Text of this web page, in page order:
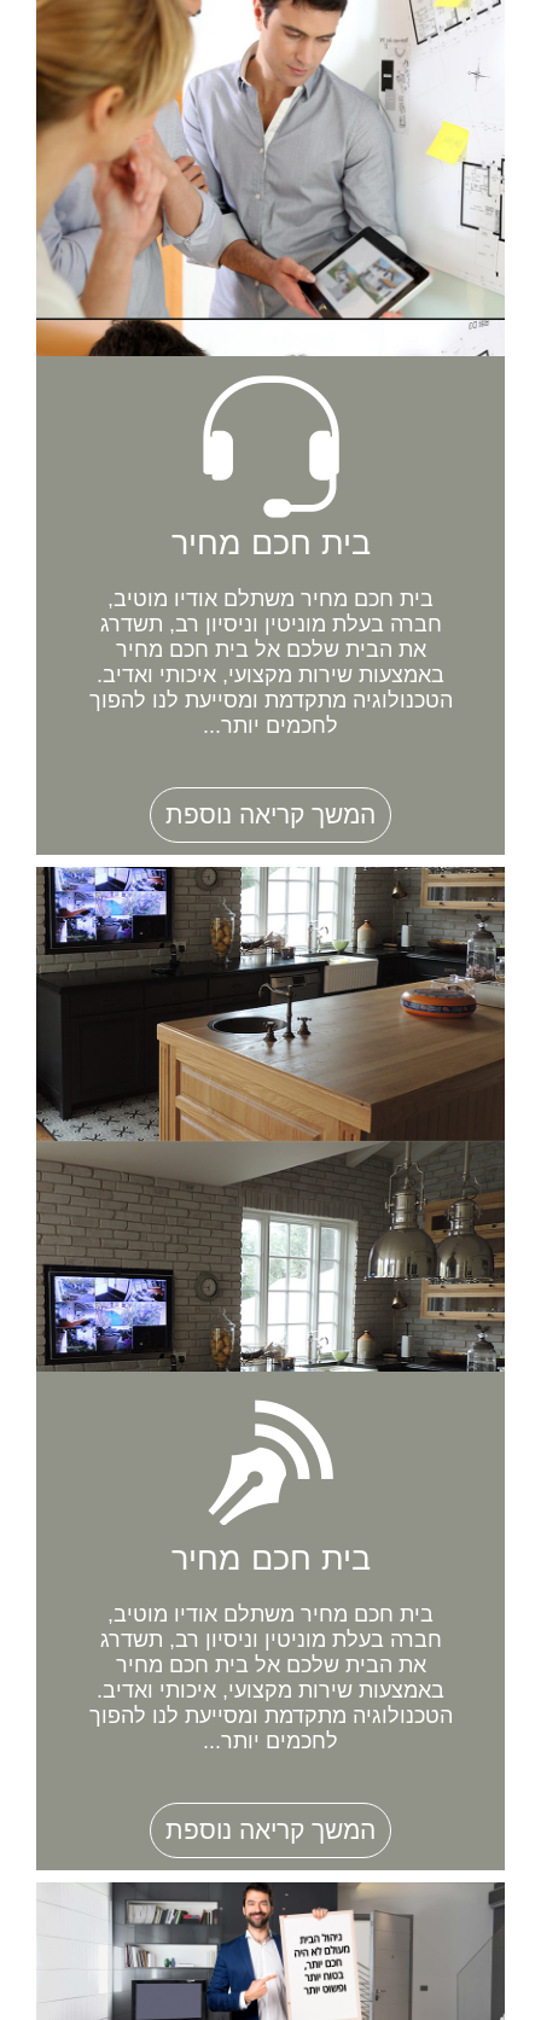
בית חכם מחיר
בית חכם מחיר משתלם אודיו מוטיב,
חברה בעלת מוניטין וניסיון רב, תשדרג
את הבית שלכם אל בית חכם מחיר
באמצעות שירות מקצועי, איכותי ואדיב.
הטכנולוגיה מתקדמת ומסייעת לנו להפוך
לחכמים יותר...
המשך קריאה נוספת
בית חכם מחיר
בית חכם מחיר משתלם אודיו מוטיב,
חברה בעלת מוניטין וניסיון רב, תשדרג
את הבית שלכם אל בית חכם מחיר
באמצעות שירות מקצועי, איכותי ואדיב.
הטכנולוגיה מתקדמת ומסייעת לנו להפוך
לחכמים יותר...
המשך קריאה נוספת